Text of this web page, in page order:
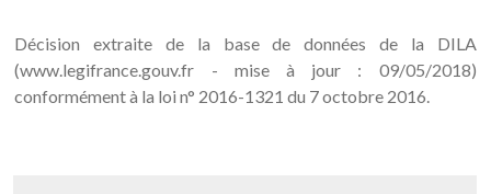
Décision extraite de la base de données de la DILA
(www.legifrance.gouv.fr - mise à jour : 09/05/2018)
conformément à la loi n° 2016-1321 du 7 octobre 2016.